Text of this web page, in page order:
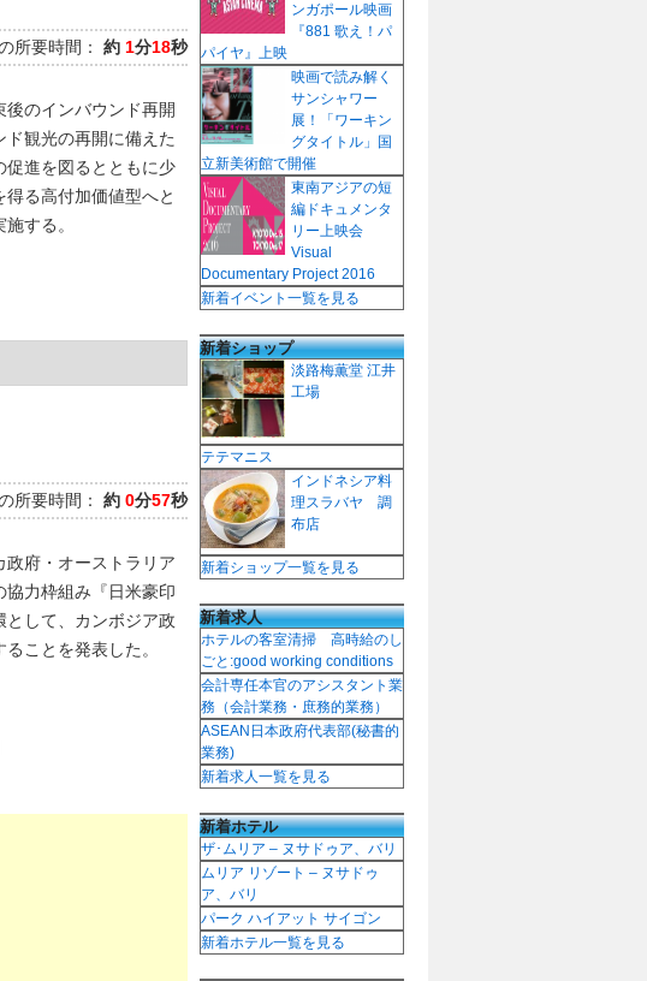
所要時間： 約 1分18秒
のインバウンド再開
観光の再開に備えた
促進を図るとともに少
得る高付加価値型へと
する。
所要時間： 約 0分57秒
政府・オーストラリア
力枠組み『日米豪印
として、カンボジア政
ことを発表した。
ンガポール映画
『881 歌え！パ
パイヤ』上映
映画で読み解く
サンシャワー
展！「ワーキン
グタイトル」国
立新美術館で開催
東南アジアの短
編ドキュメンタ
リー上映会
Visual
Documentary Project 2016
新着イベント一覧を見る
新着ショップ
淡路梅薫堂 江井
工場
テテマニス
インドネシア料
理スラバヤ 調
布店
新着ショップ一覧を見る
新着求人
ホテルの客室清掃 高時給のし
ごと:good working conditions
会計専任本官のアシスタント業
務（会計業務・庶務的業務）
ASEAN日本政府代表部(秘書的
業務)
新着求人一覧を見る
新着ホテル
ザ･ムリア – ヌサドゥア、バリ
ムリア リゾート – ヌサドゥ
ア、バリ
パーク ハイアット サイゴン
新着ホテル一覧を見る